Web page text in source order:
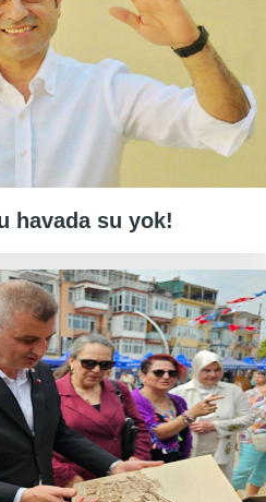
havada su yok!